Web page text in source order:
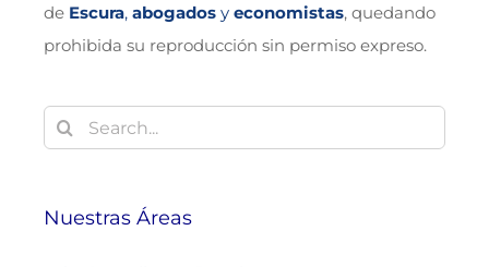
de Escura, abogadosy economistas, quedando
prohibida su reproducción sin permiso expreso.
Buscar:
Nuestras Áreas